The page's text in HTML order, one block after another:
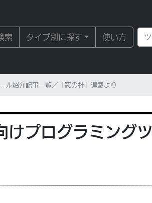
索 タイプ別に探す 使い方
ル紹介記事一覧／「窓の杜」連載より
けプログラミング